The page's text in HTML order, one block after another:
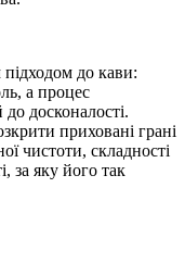
підходом до кави:
а процес
досконалості.
приховані грані
чистоти, складності
за яку його так